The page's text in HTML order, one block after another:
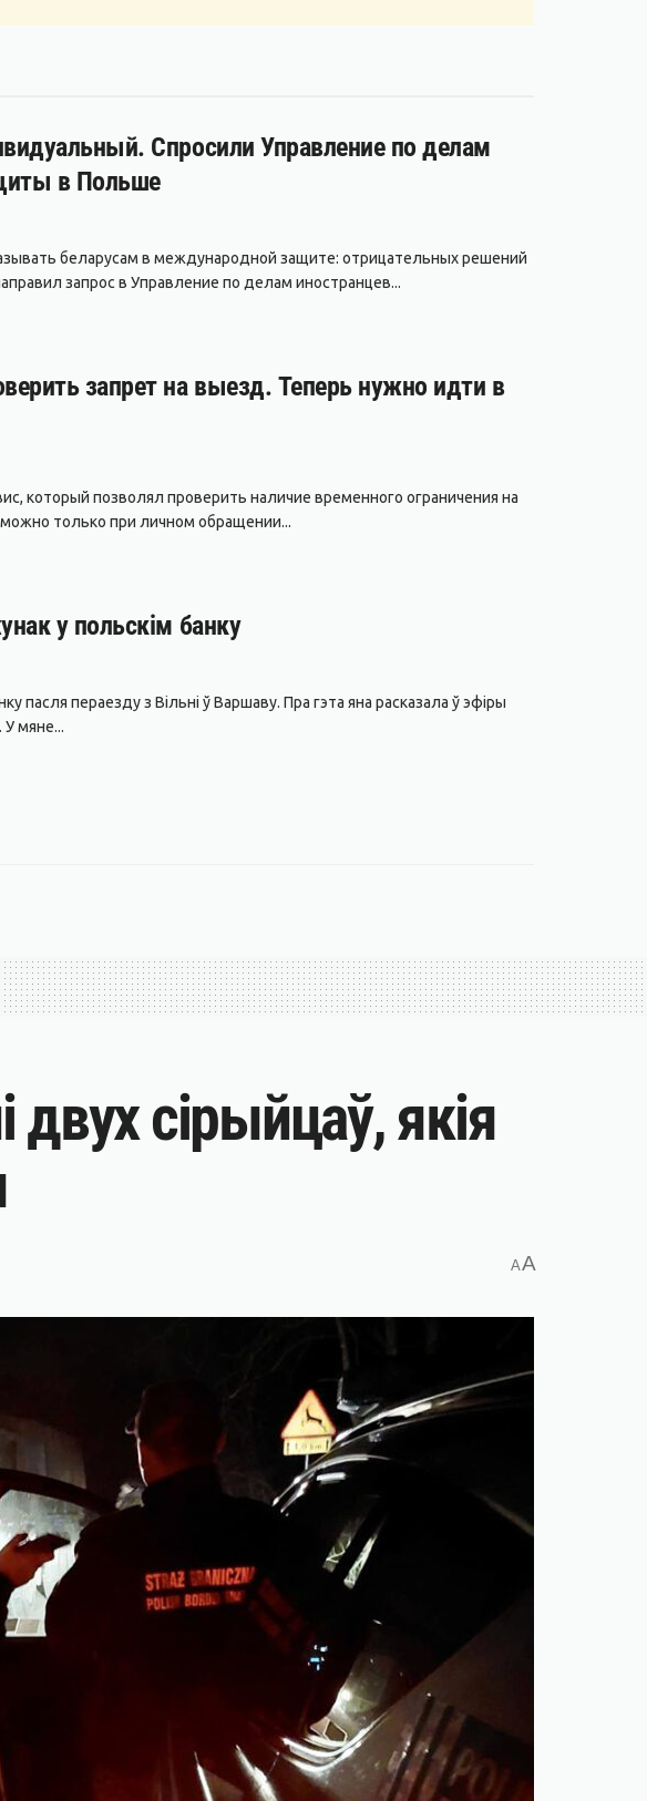
Спросили Управление по делам
в Польше
беларусам в международной защите: отрицательных решений
запрос в Управление по делам иностранцев...
запрет на выезд. Теперь нужно идти в
который позволял проверить наличие временного ограничения на
только при личном обращении...
у польскім банку
пасля пераезду з Вільні ў Варшаву. Пра гэта яна расказала ў эфіры
У мяне...
сірыйцаў, якія
AA